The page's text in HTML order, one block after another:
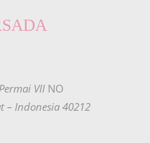
VII NO
– Indonesia 40212